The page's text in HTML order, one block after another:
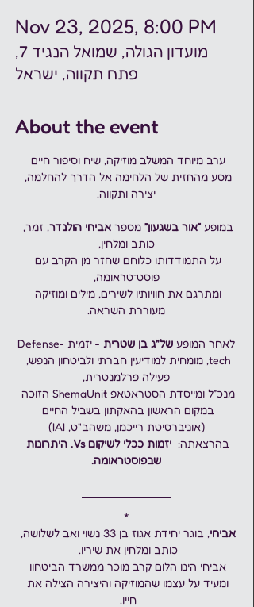
Nov 23, 2025, 8:00 PM
מועדון הגולה, שמואל הנגיד 7,
פתח תקווה, ישראל
About the event
ערב מיוחד המשלב מוזיקה, שיח וסיפור חיים
מסע מהחזית של הלחימה אל הדרך להחלמה,
יצירה ותקווה.
במופע “אור בשגעון” מספר אביחי הולנדר, זמר,
כותב ומלחין,
על התמודדותו כלוחם שחזר מן הקרב עם
פוסט־טראומה,
ומתרגם את חוויותיו לשירים, מילים ומוזיקה
מעוררת השראה.
לאחר המופע של"ג בן שטרית
- יזמית Defense-
tech, מומחית למודיעין חברתי ולביטחון הנפש,
פעילה פרלמנטרית,
מנכ״ל ומייסדת הסטראטאפ ShemaUnit הזוכה
במקום הראשון בהאקתון בשביל החיים
(אוניברסיטת רייכמן, משהב"ט, IAI)
בהרצאתה:
יזמות ככלי לשיקום Vs. היתרונות
שבפוסטראומה.
*
אביחי
, בוגר יחידת אגוז בן 33 נשוי ואב לשלושה,
כותב ומלחין את שיריו.
אביחי הינו הלום קרב מוכר ממשרד הביטחוו
ומעיד על עצמו שהמוזיקה והיצירה הצילה את
חייו.